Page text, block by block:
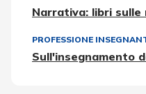
Narrativa: libri sulle
PROFESSIONE
Sull'insegnamento